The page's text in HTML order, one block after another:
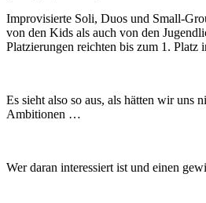
Improvisierte Soli, Duos und Small-
von den Kids als auch von den
Platzierungen reichten bis zum 1.
Es sieht also so aus, als hätten wir uns
Ambitionen …
Wer daran interessiert ist und einen